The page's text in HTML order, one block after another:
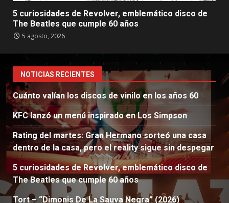
5 curiosidades de Revolver, emblemático disco de
The Beatles que cumple 60 años
5 agosto, 2026
NOTICIAS RECIENTES
Cuánto valían los discos de vinilo en los años 60
KFC lanzó un menú inspirado en Los Simpson
Rating del martes: Gran Hermano sorteó una casa
dentro de la casa, pero el reality sigue sin despegar
5 curiosidades de Revolver, emblemático disco de
The Beatles que cumple 60 años
Tort – “Dimonis De La Sauva Negra” (2026)